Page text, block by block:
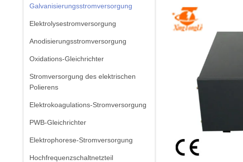
Galvanisierungsstromversorgung
Elektrolysestromversorgung
Anodisierungsstromversorgung
Oxidations-Gleichrichter
Stromversorgung des elektrischen
Polierens
Elektrokoagulations-Stromversorgung
PWB-Gleichrichter
Elektrophorese-Stromversorgung
Hochfrequenzschaltnetzteil